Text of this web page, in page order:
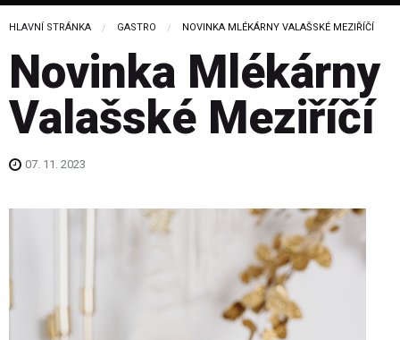
HLAVNÍ STRÁNKA GASTRO CURRENT:
NOVINKA MLÉKÁRNY VALAŠSKÉ MEZIŘÍČÍ
Novinka Mlékárny
Valašské Meziříčí
07. 11. 2023